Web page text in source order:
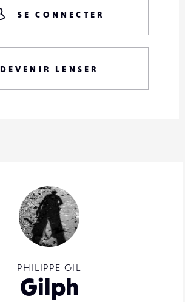
PHILIPPE GIL
Gilph
SE CONNECTER
DEVENIR LENSER